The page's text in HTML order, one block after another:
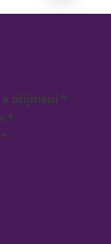
a příjmení *
*